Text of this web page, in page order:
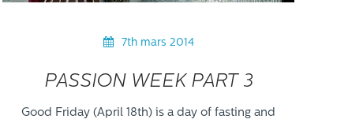
7th mars 2014
PASSION WEEK PART 3
Good Friday (April 18th) is a day of fasting and